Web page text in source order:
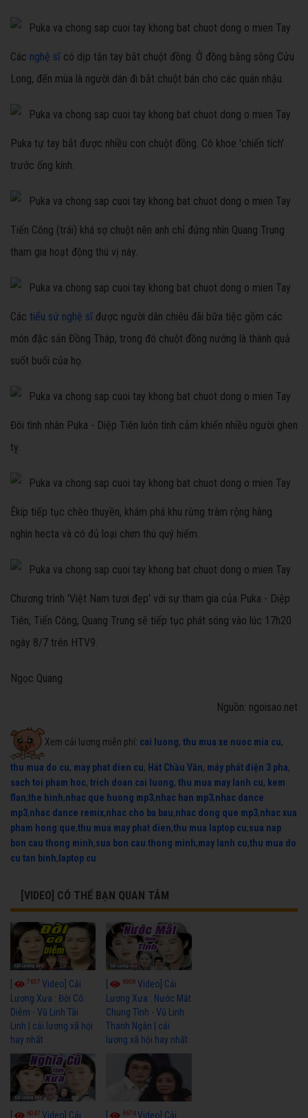
Các nghệ sĩ có dịp tận tay bắt chuột đồng. Ở đồng bằng sông Cửu
Long, đến mùa là người dân đi bắt chuột bán cho các quán nhậu.
Puka tự tay bắt được nhiều con chuột đồng. Cô khoe 'chiến tích'
trước ống kính.
Tiến Công (trái) khá sợ chuột nên anh chỉ đứng nhìn Quang Trung
tham gia hoạt động thú vị này.
Các tiểu sử nghệ sĩ được người dân chiêu đãi bữa tiệc gồm các
món đặc sản Đồng Tháp, trong đó chuột đồng nướng là thành quả
suốt buổi của họ.
Đôi tình nhân Puka - Diệp Tiên luôn tình cảm khiến nhiều người ghen
tỵ.
Êkíp tiếp tục chèo thuyền, khám phá khu rừng tràm rộng hàng
nghìn hecta và có đủ loại chim thú quý hiếm.
Chương trình 'Việt Nam tươi đẹp' với sự tham gia của Puka - Diệp
Tiên, Tiến Công, Quang Trung sẽ tiếp tục phát sóng vào lúc 17h20
ngày 8/7 trên HTV9.
Ngọc Quang
Nguồn: ngoisao.net
Xem cải lương miễn phí: cai luong, thu mua xe nuoc mia cu,
thu mua do cu, may phat dien cu, Hát Chầu Văn, máy phát điện 3 pha,
sach toi pham hoc, trich doan cai luong, thu mua may lanh cu, kem
flan,the hinh,nhac que huong mp3,nhac han mp3,nhac dance
mp3,nhac dance remix,nhac cho ba bau,nhac dong que mp3,nhac xua
pham hong que,thu mua may phat dien,thu mua laptop cu,sua nap
bon cau thong minh,sua bon cau thong minh,may lanh cu,thu mua do
cu tan binh, laptop cu
[VIDEO] CÓ THỂ BẠN QUAN TÂM
7657 Video] Cải
Lương Xưa : Đời Cô
Diễm - Vũ Linh Tài
Linh | cải lương xã hội
hay nhất
6908Video] Cải
Lương Xưa : Nước Mắt
Chung Tình - Vũ Linh
Thanh Ngân | cải
lương xã hội hay nhất
6047 Video] Cải 6674Video] Cải